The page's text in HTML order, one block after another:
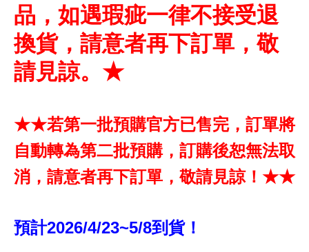
品，如遇瑕疵一律不接受退
換貨，請意者再下訂單，敬
請見諒。★
★★若第一批預購官方已售完，訂單將
自動轉為第二批預購，訂購後恕無法取
消，請意者再下訂單，敬請見諒！★★
預計2026/4/23~5/8到貨！